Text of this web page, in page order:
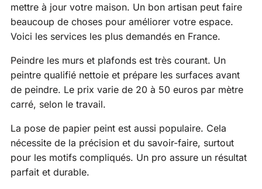
mettre à jour votre maison. Un bon artisan peut faire
beaucoup de choses pour améliorer votre espace.
Voici les services les plus demandés en France.
Peindre les murs et plafonds est très courant. Un
peintre qualifié nettoie et prépare les surfaces avant
de peindre. Le prix varie de 20 à 50 euros par mètre
carré, selon le travail.
La pose de papier peint est aussi populaire. Cela
nécessite de la précision et du savoir-faire, surtout
pour les motifs compliqués. Un pro assure un résultat
parfait et durable.